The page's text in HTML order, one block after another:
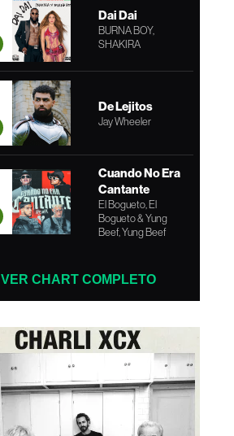
Dai Dai
BURNA BOY,
SHAKIRA
De Lejitos
Jay Wheeler
Cuando No Era
Cantante
El Bogueto, El
Bogueto & Yung
Beef, Yung Beef
VER CHART COMPLETO